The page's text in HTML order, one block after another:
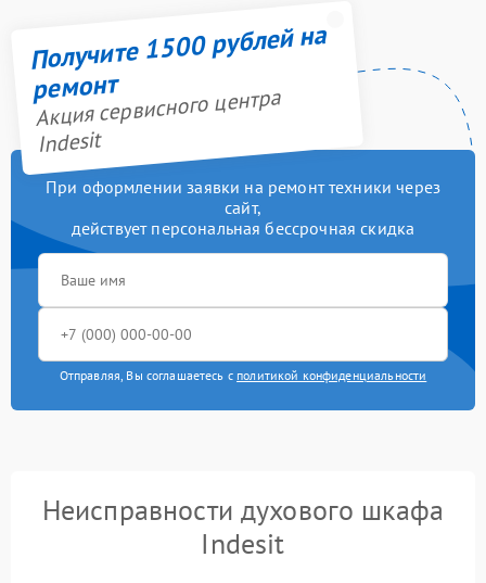
Получите 1500 рублей на
ремонт
Акция сервисного центра
Indesit
При оформлении заявки на ремонт техники через
сайт,
действует персональная бессрочная скидка
Отправляя, Вы соглашаетесь с политикой конфиденциальности
Неисправности духового шкафа
Indesit